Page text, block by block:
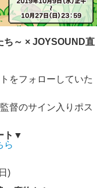
ち～ × JOYSOUND直
をフォローしていた
督のサイン入りポス
ト▼
ら
)